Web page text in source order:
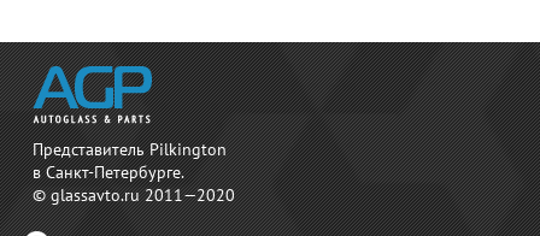
Представитель Pilkington
в Санкт-Петербурге.
© glassavto.ru 2011—2020